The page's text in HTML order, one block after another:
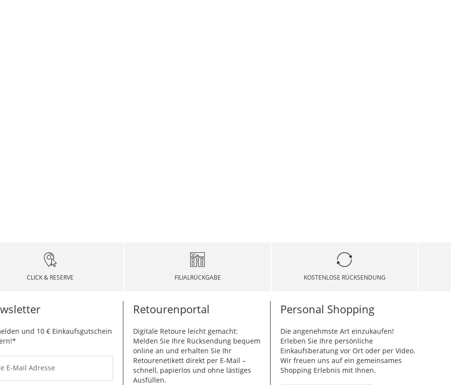
CLICK & RESERVE FILIALRÜCKGABE KOSTENLOSE RÜCKSENDUNG
und 10 € Einkaufsgutschein
E-Mail Adresse
Retourenportal
Digitale Retoure leicht gemacht:
Melden Sie Ihre Rücksendung bequem
online an und erhalten Sie Ihr
Retourenetikett direkt per E-Mail –
schnell, papierlos und ohne lästiges
Ausfüllen.
Personal Shopping
Die angenehmste Art einzukaufen!
Erleben Sie Ihre persönliche
Einkaufsberatung vor Ort oder per Video.
Wir freuen uns auf ein gemeinsames
Shopping Erlebnis mit Ihnen.